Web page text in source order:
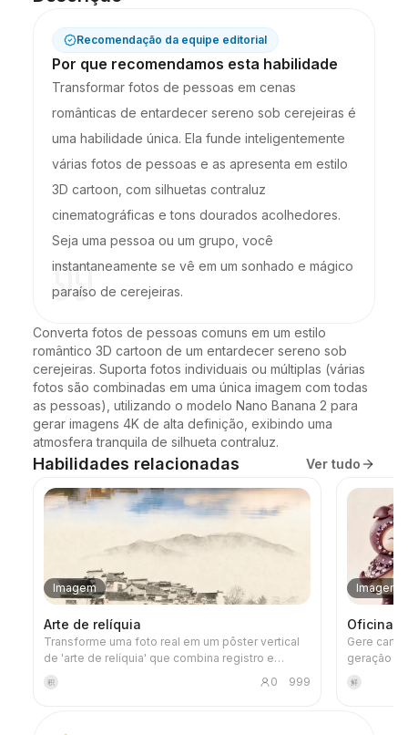
Atualizações
Recomendação da equipe editorial
Por que recomendamos esta habilidade
Transformar fotos de pessoas em cenas
românticas de entardecer sereno sob cerejeiras é
uma habilidade única. Ela funde inteligentemente
várias fotos de pessoas e as apresenta em estilo
3D cartoon, com silhuetas contraluz
cinematográficas e tons dourados acolhedores.
Seja uma pessoa ou um grupo, você
instantaneamente se vê em um sonhado e mágico
paraíso de cerejeiras.
Converta fotos de pessoas comuns em um estilo
romântico 3D cartoon de um entardecer sereno sob
cerejeiras. Suporta fotos individuais ou múltiplas (várias
fotos são combinadas em uma única imagem com todas
as pessoas), utilizando o modelo Nano Banana 2 para
gerar imagens 4K de alta definição, exibindo uma
atmosfera tranquila de silhueta contraluz.
Habilidades relacionadas Ver tudo
Imagem
Arte de relíquia
Transforme uma foto real em um pôster vertical
de 'arte de relíquia' que combina registro e
permanece inalterada; abaixo, um espaço de
积 0 999
Imagem
Oficina
Gere
geração
鲜